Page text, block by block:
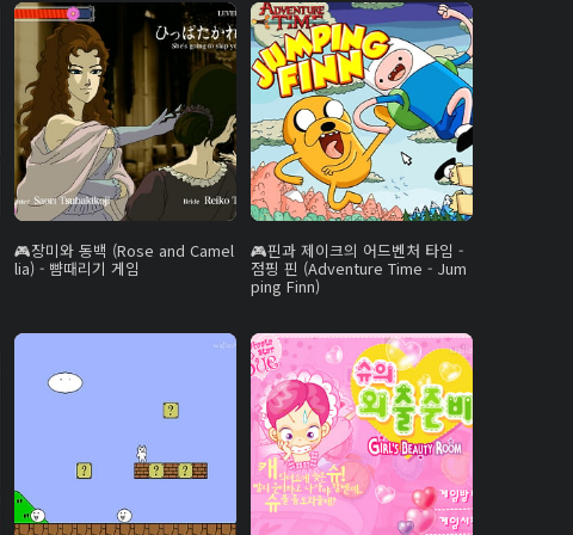
장미와 동백 (Rose and Camel
lia) - 뺨때리기 게임
핀과 제이크의 어드벤처 타임 -
점핑 핀 (Adventure Time - Jum
ping Finn)